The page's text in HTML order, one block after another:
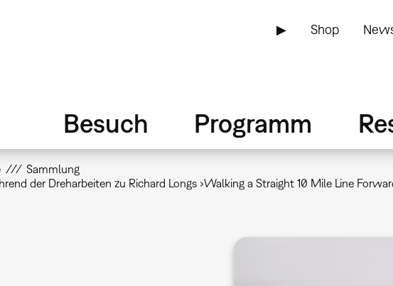
▶ Shop
Besuch Programm
Sammlung
der Dreharbeiten zu Richard Longs ›Walking a Straight 10 Mile Line